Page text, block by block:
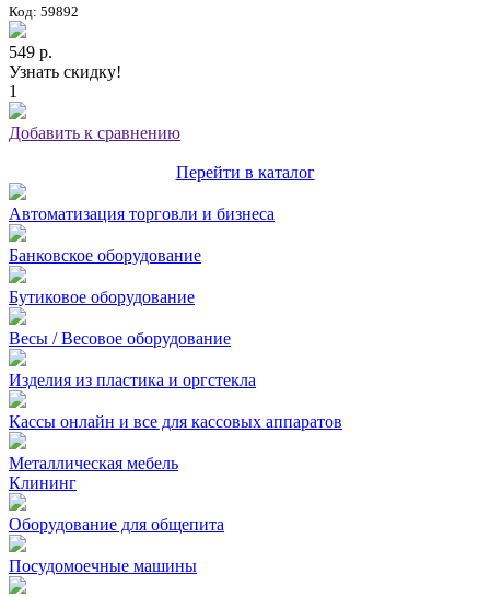
Код: 59892
549 р.
Узнать скидку!
1
Добавить к сравнению
Перейти в каталог
Автоматизация торговли и бизнеса
Банковское оборудование
Бутиковое оборудование
Весы / Весовое оборудование
Изделия из пластика и оргстекла
Кассы онлайн и все для кассовых аппаратов
Металлическая мебель
Клининг
Оборудование для общепита
Посудомоечные машины